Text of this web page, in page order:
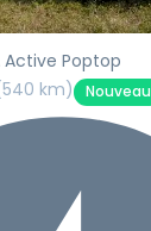
Active Poptop
km) Nouveau